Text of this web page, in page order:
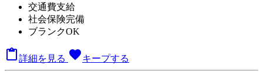
交通費支給
社会保険完備
ブランクOK
詳細を見る favoriteキープする